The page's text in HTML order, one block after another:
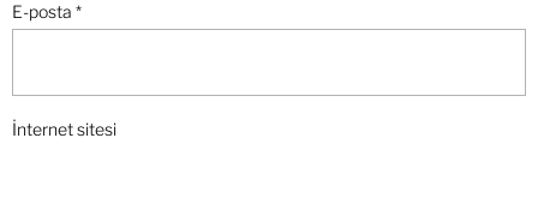
E-posta *
İnternet sitesi